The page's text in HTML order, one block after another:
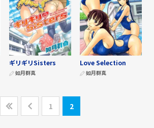
ギリギリSisters
如月群真
Love Selection
如月群真
1 2